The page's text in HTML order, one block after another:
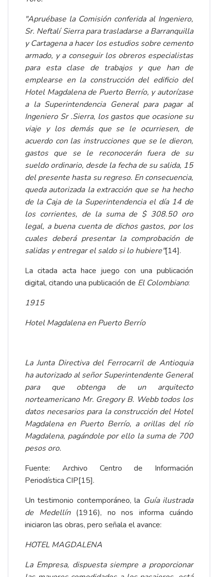
"Apruébase la Comisión conferida al Ingeniero,
Sr. Neftalí Sierra para trasladarse a Barranquilla
y Cartagena a hacer los estudios sobre cemento
armado, y a conseguir los obreros especialistas
para esta clase de trabajos y que han de
emplearse en la construcción del edificio del
Hotel Magdalena de Puerto Berrío, y autorízase
a la Superintendencia General para pagar al
Ingeniero Sr .Sierra, los gastos que ocasione su
viaje y los demás que se le ocurriesen, de
acuerdo con las instrucciones que se le dieron,
gastos que se le reconocerán fuera de su
sueldo ordinario, desde la fecha de su salida, 15
del presente hasta su regreso. En consecuencia,
queda autorizada la extracción que se ha hecho
de la Caja de la Superintendencia el día 14 de
los corrientes, de la suma de $ 308.50 oro
legal, a buena cuenta de dichos gastos, por los
cuales deberá presentar la comprobación de
salidas y entregar el saldo si lo hubiere"[14].
La citada acta hace juego con una publicación
digital, citando una publicación de El Colombiano:
1915
Hotel Magdalena en Puerto Berrío
La Junta Directiva del Ferrocarril de Antioquia
ha autorizado al señor Superintendente General
para que obtenga de un arquitecto
norteamericano Mr. Gregory B. Webb todos los
datos necesarios para la construcción del Hotel
Magdalena en Puerto Berrío, a orillas del río
Magdalena, pagándole por ello la suma de 700
pesos oro.
Fuente: Archivo Centro de Información
Periodística CIP[15].
Un testimonio contemporáneo, la Guía ilustrada
de Medellín(1916), no nos informa cuándo
iniciaron las obras, pero señala el avance:
HOTEL MAGDALENA
La Empresa, dispuesta siempre a proporcionar